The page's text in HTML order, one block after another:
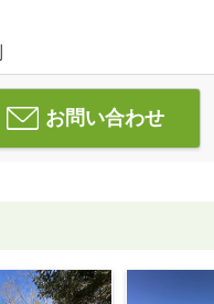
お問い合わせ